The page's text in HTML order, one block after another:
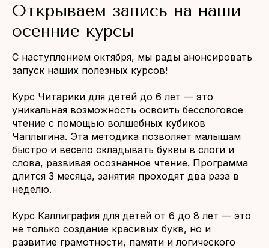
Открываем запись на наши
осенние курсы
С наступлением октября, мы рады анонсировать
запуск наших полезных курсов!
Курс Читарики для детей до 6 лет — это
уникальная возможность освоить бесслоговое
чтение с помощью волшебных кубиков
Чаплыгина. Эта методика позволяет малышам
быстро и весело складывать буквы в слоги и
слова, развивая осознанное чтение. Программа
длится 3 месяца, занятия проходят два раза в
неделю.
Курс Каллиграфия для детей от 6 до 8 лет — это
не только создание красивых букв, но и
развитие грамотности, памяти и логического